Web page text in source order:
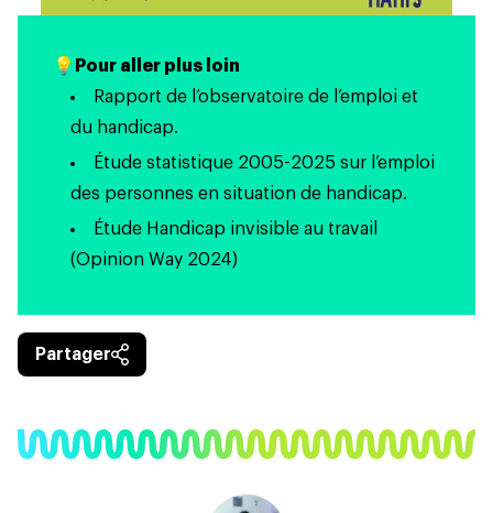
💡 Pour aller plus loin
Rapport de l’observatoire de l’emploi et
du handicap.
Étude statistique 2005-2025 sur l’emploi
des personnes en situation de handicap.
Étude Handicap invisible au travail
(Opinion Way 2024)
Partager